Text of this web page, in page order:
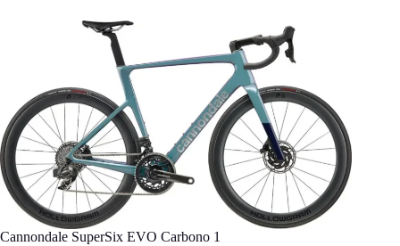
Cannondale SuperSix EVO Carbono 1